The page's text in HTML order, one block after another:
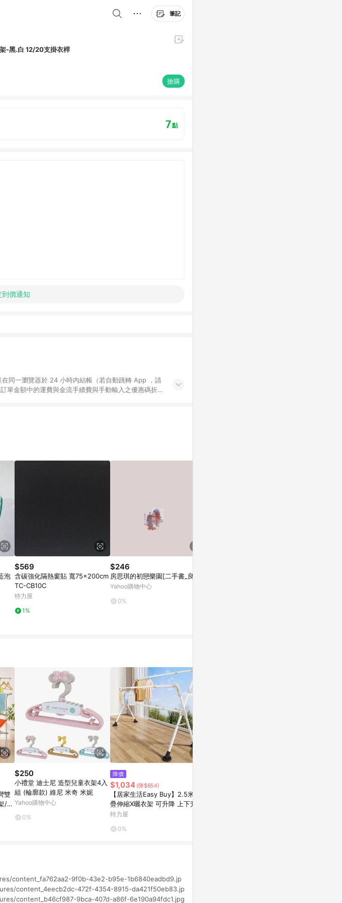
筆記
-黑.白 12/20支掛衣桿
搶購
7點
到價通知
同一瀏覽器於 24 小時內結帳（若自動跳轉 App ，請
單金額中的運費與金流手續費與手動輸入之優惠碼折
v4.1.5 以上才具贈點資格。 7. 點數將於出貨後 45 天
頁面後才首次下載 Pinkoi APP 並完成訂單，不
泡
$569
含碳強化隔熱窗貼 寬75x200cm
TC-CB10C
特力屋
1%
$246
房思琪的初戀樂園[二手書_良好]
Yahoo購物中心
0%
雙
/收
$250
小禮堂 迪士尼 造型兒童衣架4入
組 (輪廓款) 維尼 米奇 米妮
Yahoo購物中心
0%
降價
$1,034 (降$654)
【居家生活Easy Buy】2.5米摺
疊伸縮X曬衣架 可升降 上下升降
左右伸縮曬衣架2.5米摺疊伸縮X
特力屋
0%
content_fa762aa2-9f0b-43e2-b95e-1b6840eadbd9.jp
content_4eecb2dc-472f-4354-8915-da421f50eb83.jp
content_b46cf987-9bca-407d-a86f-6e190a94fdc1.jpg